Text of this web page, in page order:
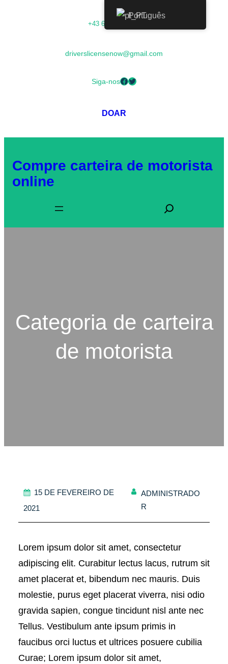
+43 68054000673
driverslicensenow@gmail.com
Siga-nosFacebook Twitter
DOAR
Compre carteira de motorista
online
Categoria de carteira
de motorista
15 DE FEVEREIRO DE
2021
ADMINISTRADO
R
Lorem ipsum dolor sit amet, consectetur
adipiscing elit. Curabitur lectus lacus, rutrum sit
amet placerat et, bibendum nec mauris. Duis
molestie, purus eget placerat viverra, nisi odio
gravida sapien, congue tincidunt nisl ante nec
Tellus. Vestibulum ante ipsum primis in
faucibus orci luctus et ultrices posuere cubilia
Curae; Lorem ipsum dolor sit amet,
Português